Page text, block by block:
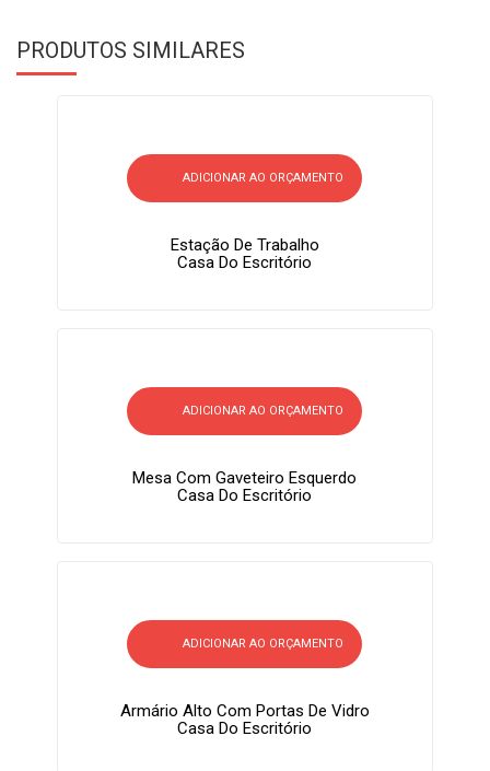
PRODUTOS SIMILARES
ADICIONAR AO ORÇAMENTO
Estação De Trabalho
Casa Do Escritório
ADICIONAR AO ORÇAMENTO
Mesa Com Gaveteiro Esquerdo
Casa Do Escritório
ADICIONAR AO ORÇAMENTO
Armário Alto Com Portas De Vidro
Casa Do Escritório